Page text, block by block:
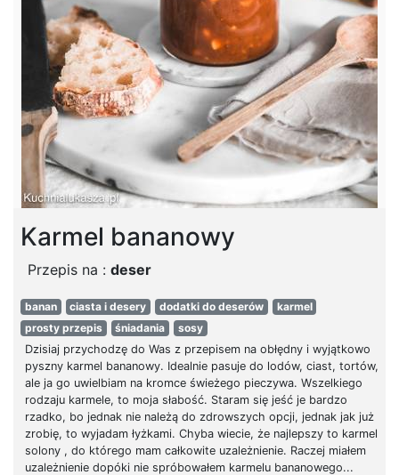
Karmel bananowy
Przepis na : deser
banan ciasta i desery dodatki do deserów
karmel
prosty przepis
śniadania
sosy
Dzisiaj przychodzę do Was z przepisem na obłędny i wyjątkowo
pyszny karmel bananowy. Idealnie pasuje do lodów, ciast, tortów,
ale ja go uwielbiam na kromce świeżego pieczywa. Wszelkiego
rodzaju karmele, to moja słabość. Staram się jeść je bardzo
rzadko, bo jednak nie należą do zdrowszych opcji, jednak jak już
zrobię, to wyjadam łyżkami. Chyba wiecie, że najlepszy to karmel
solony , do którego mam całkowite uzależnienie. Raczej miałem
uzależnienie dopóki nie spróbowałem karmelu bananowego...